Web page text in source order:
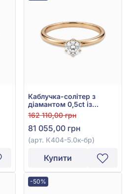
Каблучка-солітер з
діамантом 0,5ct із
червоного золота 585°,
арт. К404-5.0к-бр
162 110,00 грн
81 055,00 грн
(арт. К404-5.0к-бр)
Купити
-50%